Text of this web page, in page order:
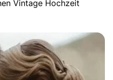
Vintage Hochzeit